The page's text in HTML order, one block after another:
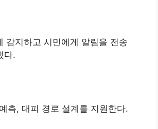
감지하고 시민에게 알림을 전송
다.
측, 대피 경로 설계를 지원한다.